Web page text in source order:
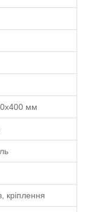
мм
кріплення